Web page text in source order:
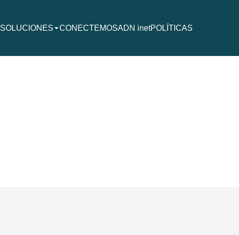
SOLUCIONES
CONECTEMOSADN inetPOLÍTICAS